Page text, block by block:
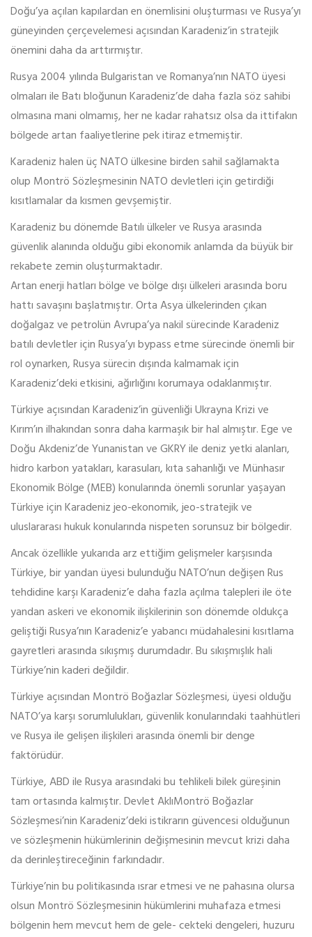
Doğu’ya açılan kapılardan en önemlisini oluşturması ve Rusya’yı
güneyinden çerçevelemesi açısından Karadeniz’in stratejik
önemini daha da arttırmıştır.
Rusya 2004 yılında Bulgaristan ve Romanya’nın NATO üyesi
olmaları ile Batı bloğunun Karadeniz’de daha fazla söz sahibi
olmasına mani olmamış, her ne kadar rahatsız olsa da ittifakın
bölgede artan faaliyetlerine pek itiraz etmemiştir.
Karadeniz halen üç NATO ülkesine birden sahil sağlamakta
olup Montrö Sözleşmesinin NATO devletleri için getirdiği
kısıtlamalar da kısmen gevşemiştir.
Karadeniz bu dönemde Batılı ülkeler ve Rusya arasında
güvenlik alanında olduğu gibi ekonomik anlamda da büyük bir
rekabete zemin oluşturmaktadır.
Artan enerji hatları bölge ve bölge dışı ülkeleri arasında boru
hattı savaşını başlatmıştır. Orta Asya ülkelerinden çıkan
doğalgaz ve petrolün Avrupa’ya nakil sürecinde Karadeniz
batılı devletler için Rusya’yı bypass etme sürecinde önemli bir
rol oynarken, Rusya sürecin dışında kalmamak için
Karadeniz’deki etkisini, ağırlığını korumaya odaklanmıştır.
Türkiye açısından Karadeniz’in güvenliği Ukrayna Krizi ve
Kırım’ın ilhakından sonra daha karmaşık bir hal almıştır. Ege ve
Doğu Akdeniz’de Yunanistan ve GKRY ile deniz yetki alanları,
hidro karbon yatakları, karasuları, kıta sahanlığı ve Münhasır
Ekonomik Bölge (MEB) konularında önemli sorunlar yaşayan
Türkiye için Karadeniz jeo-ekonomik, jeo-stratejik ve
uluslararası hukuk konularında nispeten sorunsuz bir bölgedir.
Ancak özellikle yukarıda arz ettiğim gelişmeler karşısında
Türkiye, bir yandan üyesi bulunduğu NATO’nun değişen Rus
tehdidine karşı Karadeniz’e daha fazla açılma talepleri ile öte
yandan askeri ve ekonomik ilişkilerinin son dönemde oldukça
geliştiği Rusya’nın Karadeniz’e yabancı müdahalesini kısıtlama
gayretleri arasında sıkışmış durumdadır. Bu sıkışmışlık hali
Türkiye’nin kaderi değildir.
Türkiye açısından Montrö Boğazlar Sözleşmesi, üyesi olduğu
NATO’ya karşı sorumlulukları, güvenlik konularındaki taahhütleri
ve Rusya ile gelişen ilişkileri arasında önemli bir denge
faktörüdür.
Türkiye, ABD ile Rusya arasındaki bu tehlikeli bilek güreşinin
tam ortasında kalmıştır. Devlet AklıMontrö Boğazlar
Sözleşmesi’nin Karadeniz’deki istikrarın güvencesi olduğunun
ve sözleşmenin hükümlerinin değişmesinin mevcut krizi daha
da derinleştireceğinin farkındadır.
Türkiye’nin bu politikasında ısrar etmesi ve ne pahasına olursa
olsun Montrö Sözleşmesinin hükümlerini muhafaza etmesi
bölgenin hem mevcut hem de gele- cekteki dengeleri, huzuru